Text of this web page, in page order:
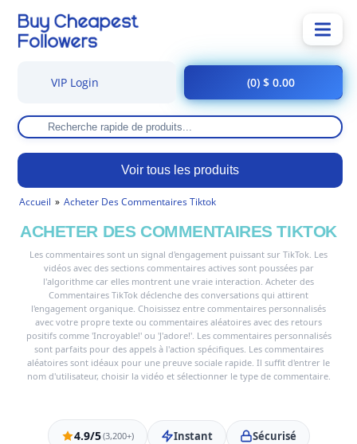
Voir tous les produits
VIP Login (0) $ 0.00
Accueil Acheter Des Commentaires Tiktok
ACHETER DES COMMENTAIRES TIKTOK
Les commentaires sont un signal d'engagement puissant sur TikTok. Les
vidéos avec des sections commentaires actives sont poussées par
l'algorithme car elles montrent une vraie interaction. Acheter des
Commentaires TikTok déclenche des conversations qui attirent
l'engagement organique. Choisissez entre commentaires personnalisés
avec votre propre texte ou commentaires aléatoires avec des retours
positifs comme 'Incroyable!' ou 'J'adore!'. Les commentaires personnalisés
sont parfaits pour des appels à l'action spécifiques. Les commentaires
aléatoires sont idéaux pour une preuve sociale rapide. Il suffit d'entrer le
nom d'utilisateur, choisir la vidéo et sélectionner le type de commentaire.
4.9/5(3,200+) Instant Sécurisé